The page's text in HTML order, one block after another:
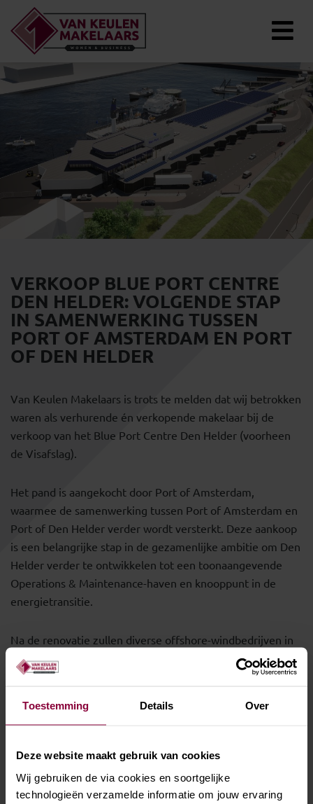
Toestemming Details Over
Deze website maakt gebruik van cookies
Wij gebruiken de via cookies en soortgelijke
technologieën verzamelde informatie om jouw ervaring
VERKOOP BLUE PORT CENTRE
DEN HELDER: VOLGENDE STAP
IN SAMENWERKING TUSSEN
PORT OF AMSTERDAM EN PORT
OF DEN HELDER
Van Keulen Makelaars is trots te melden dat wij betrokken
waren als verhurende én verkopende makelaar bij de
verkoop van het Blue Port Centre Den Helder (voorheen
de Visafslag).
Het pand is aangekocht door Port of Amsterdam,
waarmee de samenwerking tussen Port of Amsterdam en
Port of Den Helder verder wordt versterkt. Deze aankoop
is een belangrijke stap in de gezamenlijke ambitie om Den
Helder verder te ontwikkelen tot een toonaangevende
Operations & Maintenance-haven en knooppunt in de
energietransitie.
Na de renovatie zullen diverse offshore-windbedrijven in
het Blue Port Centre worden gehuisvest die actief zijn op
de Noordzee.
Van Keulen Makelaars kijkt met trots terug op hun rol in
partijen voor het vertrouwen en de fijne samenwerking.